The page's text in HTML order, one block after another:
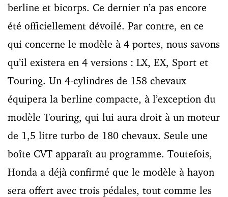
berline et bicorps. Ce dernier n’a pas encore
été officiellement dévoilé. Par contre, en ce
qui concerne le modèle à 4 portes, nous savons
qu’il existera en 4 versions : LX, EX, Sport et
Touring. Un 4-cylindres de 158 chevaux
équipera la berline compacte, à l’exception du
modèle Touring, qui lui aura droit à un moteur
de 1,5 litre turbo de 180 chevaux. Seule une
boîte CVT apparaît au programme. Toutefois,
Honda a déjà confirmé que le modèle à hayon
sera offert avec trois pédales, tout comme les